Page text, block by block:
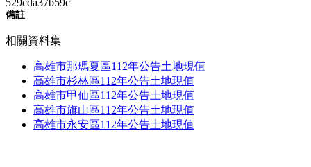
備註
相關資料集
高雄市那瑪夏區112年公告土地現值
高雄市杉林區112年公告土地現值
高雄市甲仙區112年公告土地現值
高雄市旗山區112年公告土地現值
高雄市永安區112年公告土地現值